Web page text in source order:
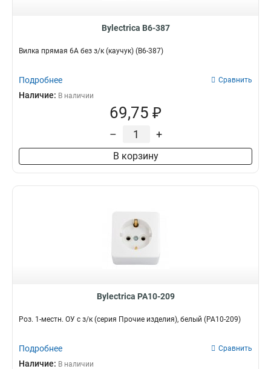
Bylectrica В6-387
Вилка прямая 6А без з/к (каучук) (В6-387)
Подробнее Сравнить
Наличие: В наличии
69,75 ₽
– +
В корзину
Bylectrica РА10-209
Роз. 1-местн. ОУ с з/к (серия Прочие изделия), белый (РА10-209)
Подробнее Сравнить
Наличие: В наличии